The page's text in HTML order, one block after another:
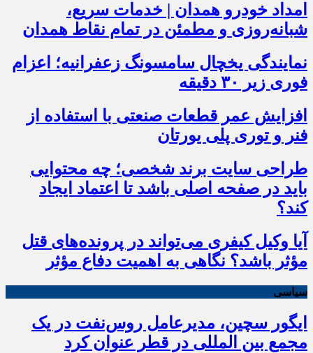
امداد خودرو همدان | خدمات سریع،
شبانه‌روزی و مطمئن در تمام نقاط همدان
نمایندگی یخچال سامسونگ زعفرانیه؛ اعزام
فوری زیر ۳۰ دقیقه
افزایش عمر قطعات صنعتی با استفاده از
فنر و توری پلی یورتان
طراحی سایت برند شخصی؛ چه محتوایی
باید در صفحه اصلی باشد تا اعتماد ایجاد
کند؟
آیا وکیل کیفری می‌تواند در پرونده‌های قتل
مؤثر باشد؟ نگاهی به اهمیت دفاع مؤثر
سیاسی
ایگور سچین، مدیرعامل روس‌نفت در یک
مجمع بین المللی در قطر عنوان کرد